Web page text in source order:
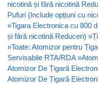
nicotină și fără nicotină
Pufuri (Include opțiuni cu
»Tigara Electronica cu 800
și fără nicotină Reduceri) »
»Toate: Atomizor pentru
Servisabile RTA/RDA »
Atomizor De Țigară
Atomizor De Țigară